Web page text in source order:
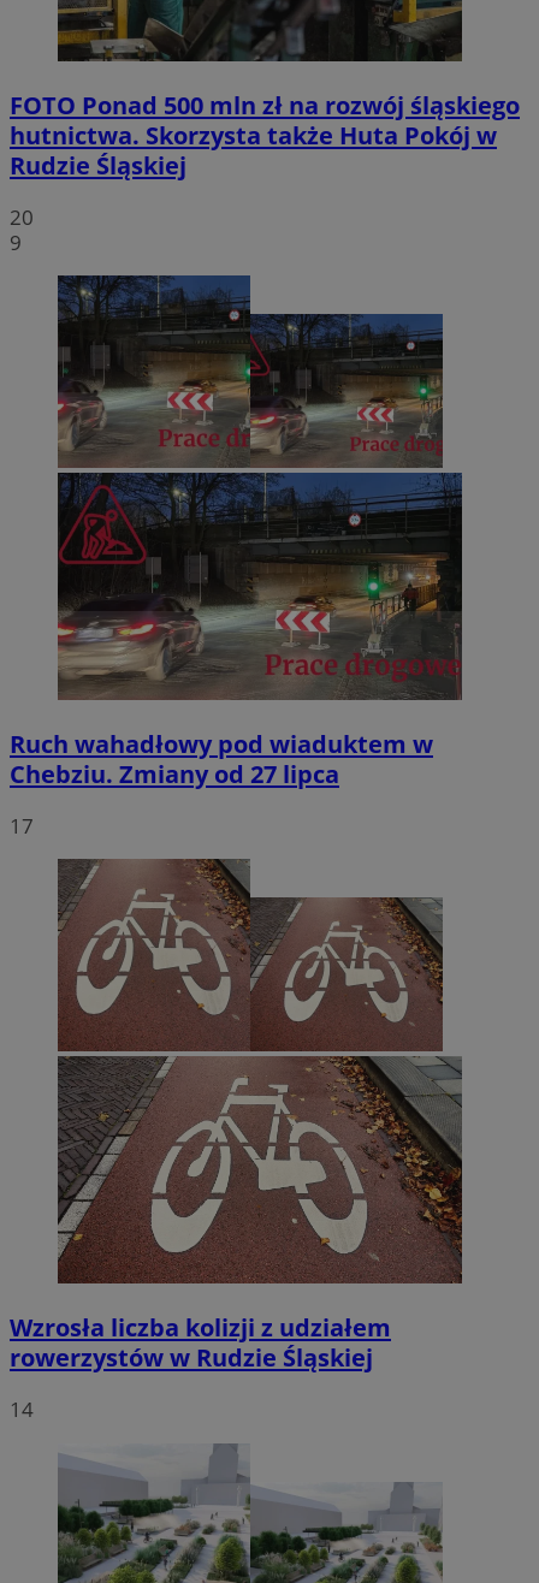
FOTO Ponad 500 mln zł na rozwój śląskiego
hutnictwa. Skorzysta także Huta Pokój w
Rudzie Śląskiej
20
9
Ruch wahadłowy pod wiaduktem w
Chebziu. Zmiany od 27 lipca
17
Wzrosła liczba kolizji z udziałem
rowerzystów w Rudzie Śląskiej
14